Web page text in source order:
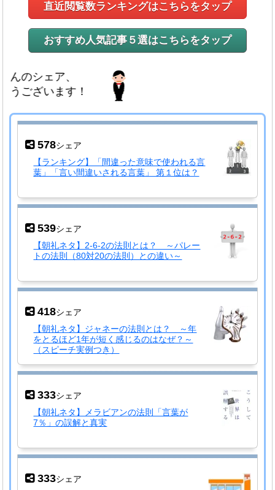
直近閲覧数ランキングはこちらをタップ
おすすめ人気記事５選はこちらをタップ
シェア、
ざいます！
578シェア
【ランキング】「間違った意味で使われる言
葉」「言い間違いされる言葉」 第１位は？
539シェア
【朝礼ネタ】2-6-2の法則とは？ ～パレー
トの法則（80対20の法則）との違い～
418シェア
【朝礼ネタ】ジャネーの法則とは？ ～年
をとるほど1年が短く感じるのはなぜ？～
（スピーチ実例つき）
333シェア
【朝礼ネタ】メラビアンの法則「言葉が
7％」の誤解と真実
333シェア